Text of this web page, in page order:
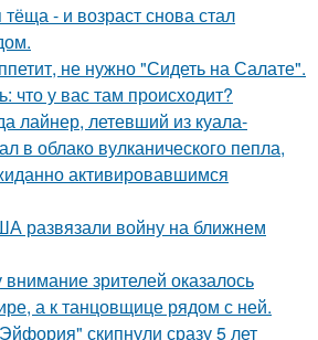
- и возраст снова стал
не нужно "Сидеть на Салате".
что у вас там происходит?
лайнер, летевший из куала-
в облако вулканического пепла,
активировавшимся
развязали войну на ближнем
зрителей оказалось
а к танцовщице рядом с ней.
скипнули сразу 5 лет